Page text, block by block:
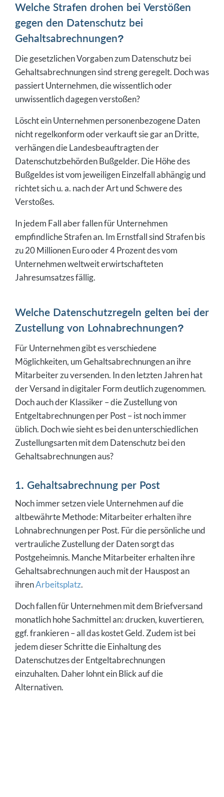
Welche Strafen drohen bei Verstößen
gegen den Datenschutz bei
Gehaltsabrechnungen?
Die gesetzlichen Vorgaben zum Datenschutz bei
Gehaltsabrechnungen sind streng geregelt. Doch was
passiert Unternehmen, die wissentlich oder
unwissentlich dagegen verstoßen?
Löscht ein Unternehmen personenbezogene Daten
nicht regelkonform oder verkauft sie gar an Dritte,
verhängen die Landesbeauftragten der
Datenschutzbehörden Bußgelder. Die Höhe des
Bußgeldes ist vom jeweiligen Einzelfall abhängig und
richtet sich u. a. nach der Art und Schwere des
Verstoßes.
In jedem Fall aber fallen für Unternehmen
empfindliche Strafen an. Im Ernstfall sind Strafen bis
zu 20 Millionen Euro oder 4 Prozent des vom
Unternehmen weltweit erwirtschafteten
Jahresumsatzes fällig.
Welche Datenschutzregeln gelten bei der
Zustellung von Lohnabrechnungen?
Für Unternehmen gibt es verschiedene
Möglichkeiten, um Gehaltsabrechnungen an ihre
Mitarbeiter zu versenden. In den letzten Jahren hat
der Versand in digitaler Form deutlich zugenommen.
Doch auch der Klassiker – die Zustellung von
Entgeltabrechnungen per Post – ist noch immer
üblich. Doch wie sieht es bei den unterschiedlichen
Zustellungsarten mit dem Datenschutz bei den
Gehaltsabrechnungen aus?
1. Gehaltsabrechnung per Post
Noch immer setzen viele Unternehmen auf die
altbewährte Methode: Mitarbeiter erhalten ihre
Lohnabrechnungen per Post. Für die persönliche und
vertrauliche Zustellung der Daten sorgt das
Postgeheimnis. Manche Mitarbeiter erhalten ihre
Gehaltsabrechnungen auch mit der Hauspost an
ihrenArbeitsplatz.
Doch fallen für Unternehmen mit dem Briefversand
monatlich hohe Sachmittel an: drucken, kuvertieren,
ggf. frankieren – all das kostet Geld. Zudem ist bei
jedem dieser Schritte die Einhaltung des
Datenschutzes der Entgeltabrechnungen
einzuhalten. Daher lohnt ein Blick auf die
Alternativen.